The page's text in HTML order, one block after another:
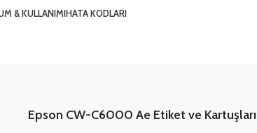
& KULLANIMIHATA KODLARI
Epson CW-C6000 Ae Etiket ve Kartuşları